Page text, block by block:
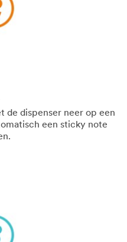
de dispenser neer op een
een sticky note